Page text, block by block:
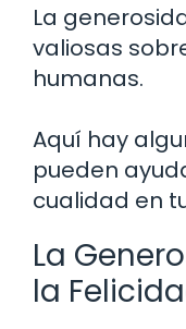
La
valiosas
humanas.
Aquí hay
pueden
cualidad en
La
la